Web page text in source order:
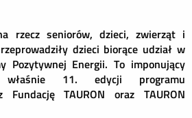
rzecz seniorów, dzieci, zwierząt i
dzieci biorące udział w
Pozytywnej Energii. To imponujący
właśnie 11. edycji programu
Fundację TAURON oraz TAURON